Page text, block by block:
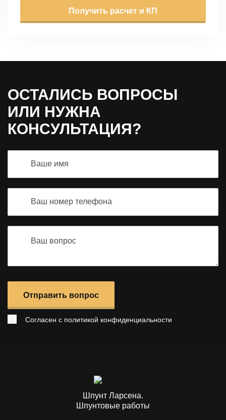
Получить расчет и КП
ОСТАЛИСЬ ВОПРОСЫ
ИЛИ НУЖНА
КОНСУЛЬТАЦИЯ?
Отправить вопрос
Согласен с политикой конфиденциальности
Шпунт Ларсена.
Шпунтовые работы